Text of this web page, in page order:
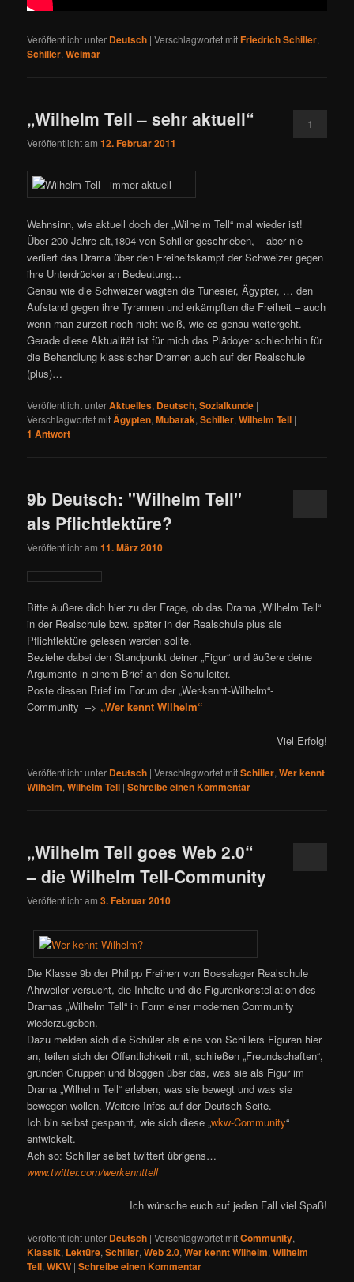
Veröffentlicht unter Deutsch |Verschlagwortet mitFriedrich Schiller,
Schiller,Weimar
„Wilhelm Tell – sehr aktuell“
Veröffentlicht am12. Februar 2011
1
Wahnsinn, wie aktuell doch der „Wilhelm Tell“ mal wieder ist!
Über 200 Jahre alt,1804 von Schiller geschrieben, – aber nie
verliert das Drama über den Freiheitskampf der Schweizer gegen
ihre Unterdrücker an Bedeutung…
Genau wie die Schweizer wagten die Tunesier, Ägypter, … den
Aufstand gegen ihre Tyrannen und erkämpften die Freiheit – auch
wenn man zurzeit noch nicht weiß, wie es genau weitergeht.
Gerade diese Aktualität ist für mich das Plädoyer schlechthin für
die Behandlung klassischer Dramen auch auf der Realschule
(plus)…
Veröffentlicht unterAktuelles, Deutsch,Sozialkunde |
Verschlagwortet mitÄgypten,Mubarak,Schiller,Wilhelm Tell |
1 Antwort
9b Deutsch: "Wilhelm Tell"
als Pflichtlektüre?
Veröffentlicht am11. März 2010
Bitte äußere dich hier zu der Frage, ob das Drama „Wilhelm Tell“
in der Realschule bzw. später in der Realschule plus als
Pflichtlektüre gelesen werden sollte.
Beziehe dabei den Standpunkt deiner „Figur“ und äußere deine
Argumente in einem Brief an den Schulleiter.
Poste diesen Brief im Forum der „Wer-kennt-Wilhelm“-
Community –> „Wer kennt Wilhelm“
Viel Erfolg!
Veröffentlicht unter Deutsch |Verschlagwortet mitSchiller,Wer kennt
Wilhelm,Wilhelm Tell |Schreibe einen Kommentar
„Wilhelm Tell goes Web 2.0“
– die Wilhelm Tell-Community
Veröffentlicht am3. Februar 2010
Die Klasse 9b der Philipp Freiherr von Boeselager Realschule
Ahrweiler versucht, die Inhalte und die Figurenkonstellation des
Dramas „Wilhelm Tell“ in Form einer modernen Community
wiederzugeben.
Dazu melden sich die Schüler als eine von Schillers Figuren hier
an, teilen sich der Öffentlichkeit mit, schließen „Freundschaften“,
gründen Gruppen und bloggen über das, was sie als Figur im
Drama „Wilhelm Tell“ erleben, was sie bewegt und was sie
bewegen wollen. Weitere Infos auf der Deutsch-Seite.
Ich bin selbst gespannt, wie sich diese „wkw-Community“
entwickelt.
Ach so: Schiller selbst twittert übrigens…
www.twitter.com/werkennttell
Ich wünsche euch auf jeden Fall viel Spaß!
Veröffentlicht unter Deutsch |Verschlagwortet mitCommunity,
Klassik, Lektüre,Schiller,Web 2.0,Wer kennt Wilhelm,Wilhelm
Tell,WKW |Schreibe einen Kommentar